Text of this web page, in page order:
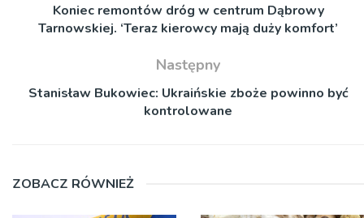
Koniec remontów dróg w centrum Dąbrowy
Tarnowskiej. ‘Teraz kierowcy mają duży komfort’
Następny
Stanisław Bukowiec: Ukraińskie zboże powinno być
kontrolowane
ZOBACZ RÓWNIEŻ